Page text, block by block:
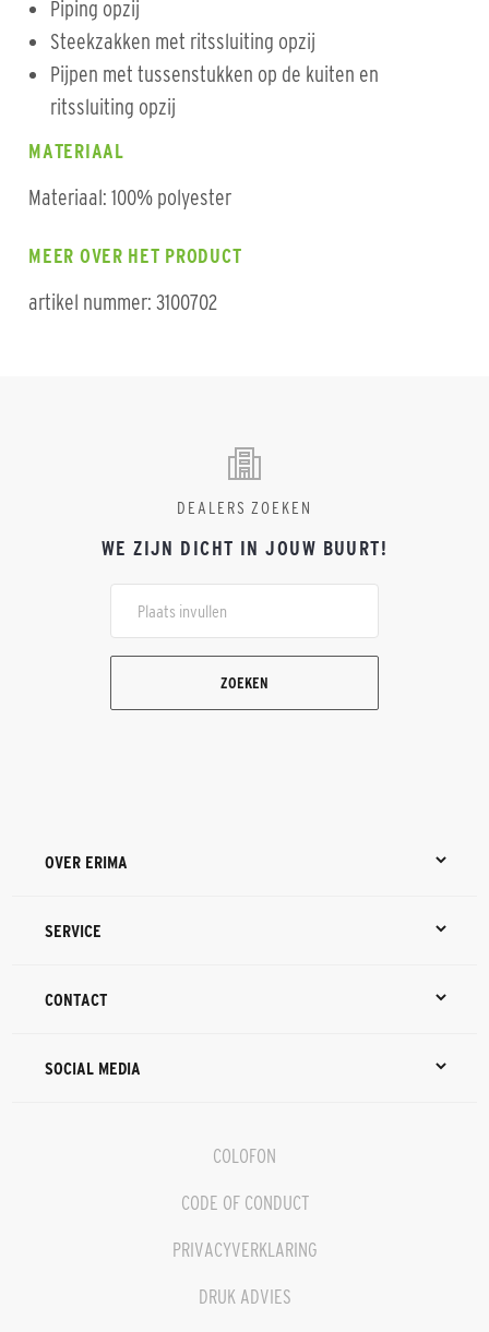
Piping opzij
Steekzakken met ritssluiting opzij
Pijpen met tussenstukken op de kuiten en
ritssluiting opzij
MATERIAAL
Materiaal: 100% polyester
MEER OVER HET PRODUCT
artikel nummer: 3100702
DEALERS ZOEKEN
WE ZIJN DICHT IN JOUW BUURT!
ZOEKEN
OVER ERIMA
SERVICE
CONTACT
SOCIAL MEDIA
COLOFON
CODE OF CONDUCT
PRIVACYVERKLARING
DRUK ADVIES